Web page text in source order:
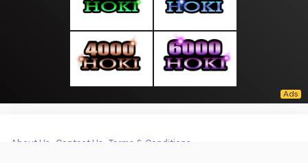
About Us Contact Us Terms & Conditions